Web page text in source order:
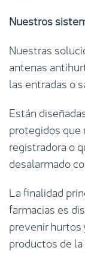
Nuestros
Nuestras
antenas
las entradas o
Están
protegidos que
registradora o
desalarmado
La finalidad
farmacias es
prevenir hurtos
productos de